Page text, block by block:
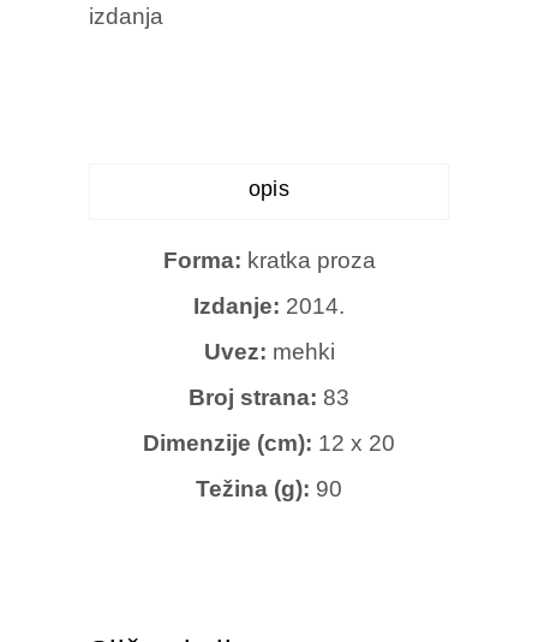
izdanja
opis
Forma: kratka proza
Izdanje: 2014.
Uvez: mehki
Broj strana: 83
Dimenzije (cm): 12 x 20
Težina (g): 90